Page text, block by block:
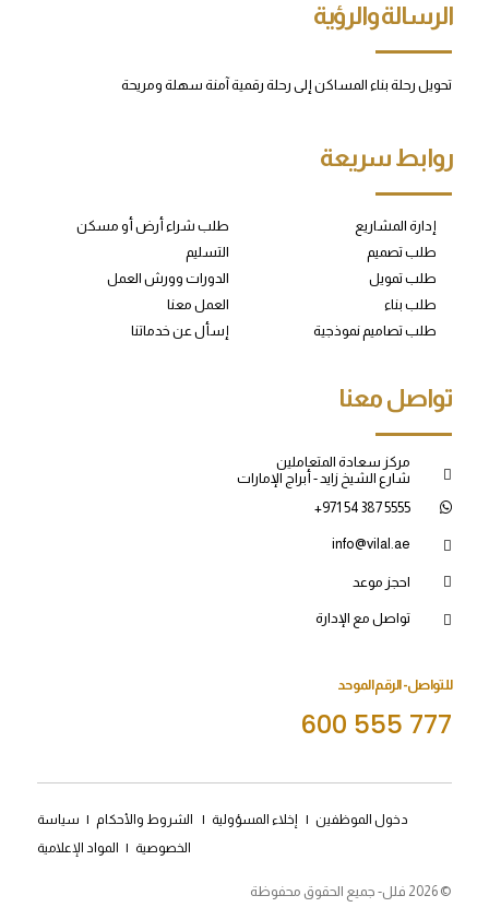
الرسالة والرؤية
تحويل رحلة بناء المساكن إلى رحلة رقمية آمنة سهلة ومريحة
روابط سريعة
إدارة المشاريع
طلب تصميم
طلب تمويل
طلب بناء
طلب تصاميم نموذجية
طلب شراء أرض أو مسكن
التسليم
الدورات وورش العمل
العمل معنا
إسأل عن خدماتنا
تواصل معنا
مركز سعادة المتعاملين
شارع الشيخ زايد - أبراج الإمارات
+971 54 387 5555
info@vilal.ae
احجز موعد
تواصل مع الإدارة
للتواصل- الرقم الموحد
600 555 777
© 2026 فلل- جميع الحقوق محفوظة
دخول الموظفين |إخلاء المسؤولية | الشروط والأحكام | سياسة
الخصوصية | المواد الإعلامية